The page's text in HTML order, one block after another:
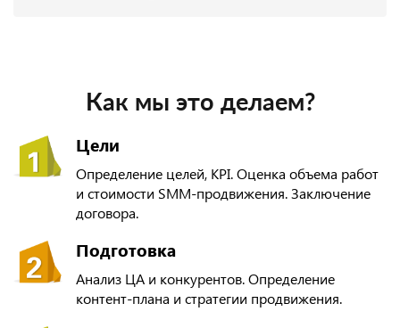
Как мы это делаем?
Цели
Определение целей, KPI. Оценка объема работ
и стоимости SMM-продвижения. Заключение
договора.
Подготовка
Анализ ЦА и конкурентов. Определение
контент-плана и стратегии продвижения.